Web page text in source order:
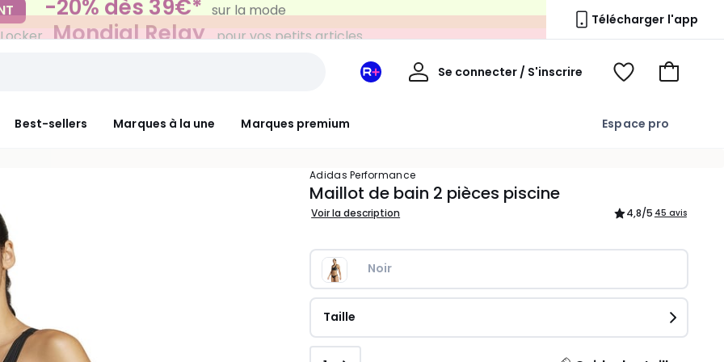
Mondial Relay pour vos petits articles Télécharger l'app
Best-sellers Marques à la une Marques premium Espace pro
Mon
Se connecter / S'inscrire
Mon
Voir
Voir
adidas Performance
Maillot de bain 2 pièces piscine
Voir la description 4,8/5 45 avis
Noir
Taille